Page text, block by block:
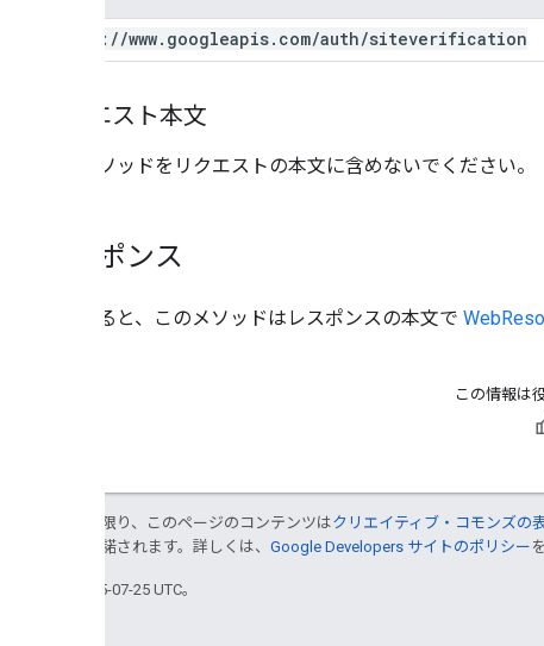
https: //www. googleapis. com/auth/siteverification
リクエスト本文
このメソッドをリクエストの本文に含めないでください。
レスポンス
成功すると、このメソッドはレスポンスの本文で
この情報は
特に記載のない限り、このページのコンテンツはクリエイティブ・コモンズの
により使用許諾されます。詳しくは、 Google Developers サイトのポリシー
最終更新日 2025-07-25 UTC。